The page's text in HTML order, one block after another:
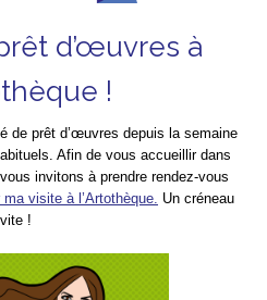
d’œuvres à
!
de prêt d’œuvres depuis la semaine
Afin de vous accueillir dans
invitons à prendre rendez-vous
visite à l’Artothèque. Un créneau
!